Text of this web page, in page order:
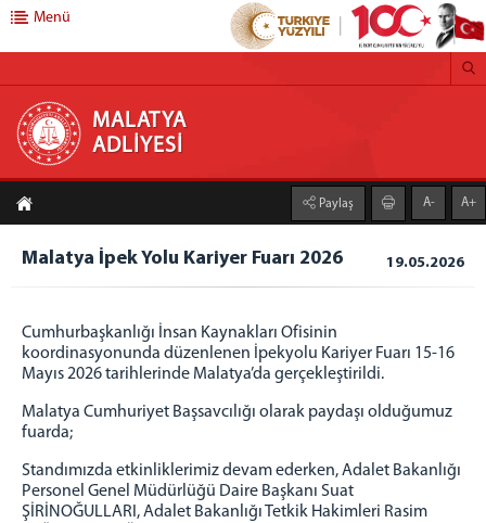
MALATYA ADLİYESİ
Anasayfa
Başsavcılık
Cumhuriyet Başsavcısı
Cumhuriyet Başsavcı Vekilleri
Adliyemiz
Savcılık Birimleri
Ceza Mahkemeleri
Adalet Komisyonu Başkanlığı
İcra Birimleri
Mülhakatlar
Menü
MALATYA
ADLİYESİ
Paylaş A- A+
Malatya İpek Yolu Kariyer Fuarı 2026 19.05.2026
Cumhurbaşkanlığı İnsan Kaynakları Ofisinin
koordinasyonunda düzenlenen İpekyolu Kariyer Fuarı 15-16
Mayıs 2026 tarihlerinde Malatya’da gerçekleştirildi.
Malatya Cumhuriyet Başsavcılığı olarak paydaşı olduğumuz
fuarda;
Standımızda etkinliklerimiz devam ederken, Adalet Bakanlığı
Personel Genel Müdürlüğü Daire Başkanı Suat
ŞİRİNOĞULLARI, Adalet Bakanlığı Tetkik Hakimleri Rasim